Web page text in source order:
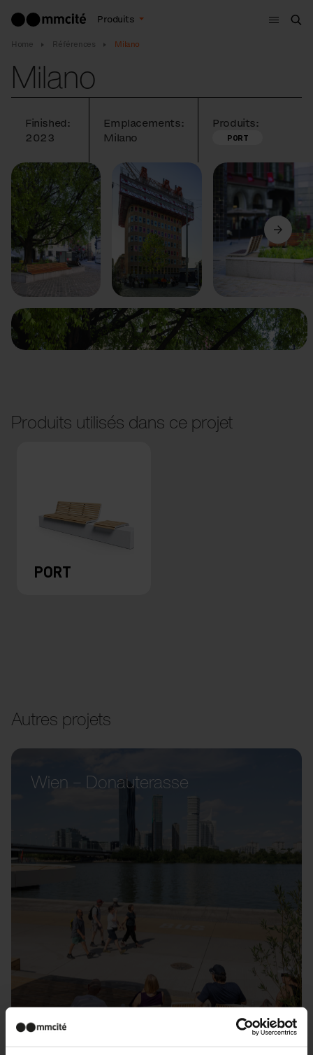
Produits
Menu
Home Références Milano
Milano
Finished:
2023
Emplacements:
Milano
Produits:
PORT
Précédent Suivant
Produits utilisés dans ce projet
PORT
Autres projets
Wien – Donauterasse